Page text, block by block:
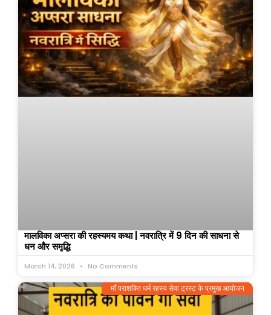
मालविका अप्सरा की रहस्यमय कथा | नवरात्रि में 9 दिन की साधना से
धन और समृद्धि
March 14, 2026 No Comments
माँ पराशक्ति धर्म रहस्य सेवा ट्रस्ट के प्रमुख आयोजन